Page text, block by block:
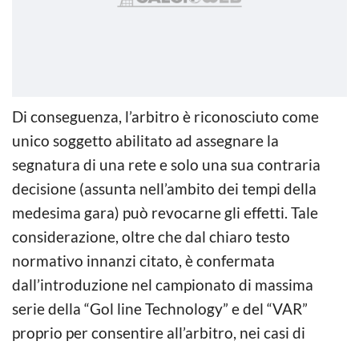
Di conseguenza, l’arbitro è riconosciuto come
unico soggetto abilitato ad assegnare la
segnatura di una rete e solo una sua contraria
decisione (assunta nell’ambito dei tempi della
medesima gara) può revocarne gli effetti. Tale
considerazione, oltre che dal chiaro testo
normativo innanzi citato, è confermata
dall’introduzione nel campionato di massima
serie della “Gol line Technology” e del “VAR”
proprio per consentire all’arbitro, nei casi di